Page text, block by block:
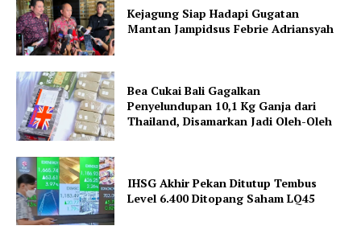
Kejagung Siap Hadapi Gugatan
Mantan Jampidsus Febrie Adriansyah
Bea Cukai Bali Gagalkan
Penyelundupan 10,1 Kg Ganja dari
Thailand, Disamarkan Jadi Oleh-Oleh
IHSG Akhir Pekan Ditutup Tembus
Level 6.400 Ditopang Saham LQ45